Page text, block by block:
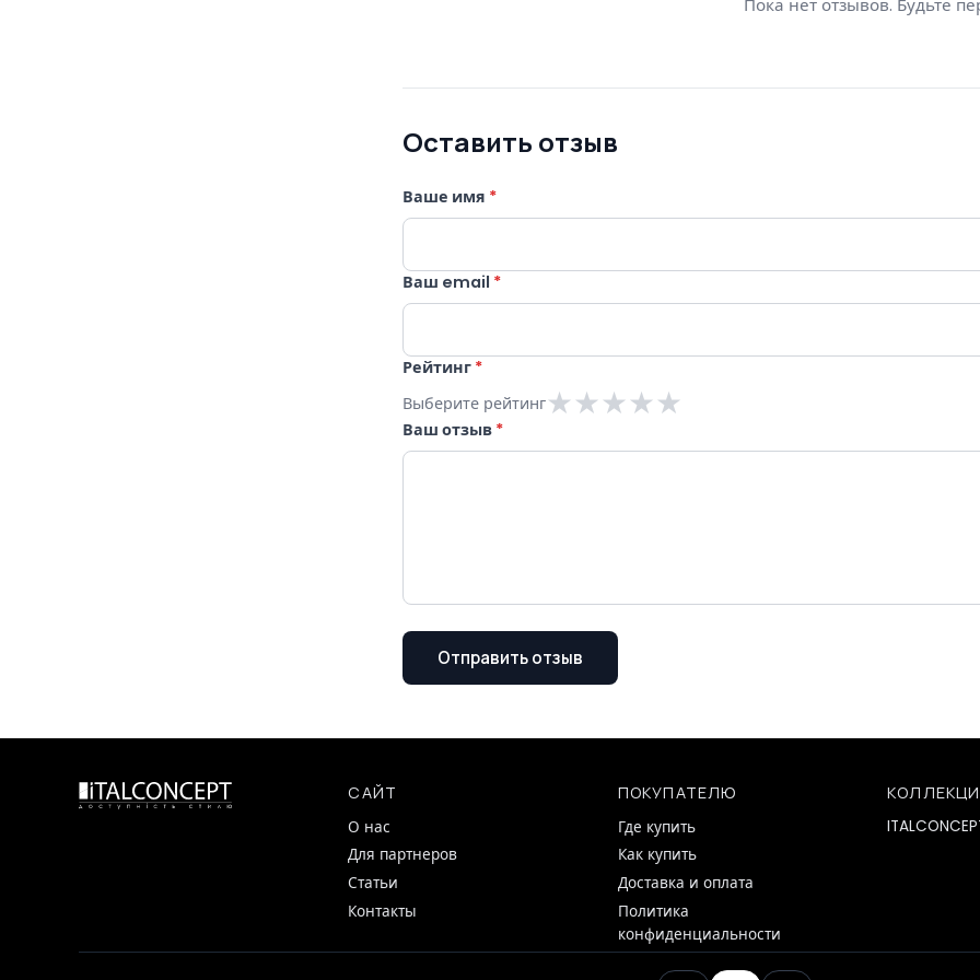
Пока нет отзывов. Будьте
Оставить отзыв
Ваше имя *
Ваш email *
Рейтинг *
★★★★★
Выберите рейтинг
Ваш отзыв *
Отправить отзыв
САЙТ
О нас
Для партнеров
Статьи
Контакты
ПОКУПАТЕЛЮ
Где купить
Как купить
Доставка и оплата
Политика
конфиденциальности